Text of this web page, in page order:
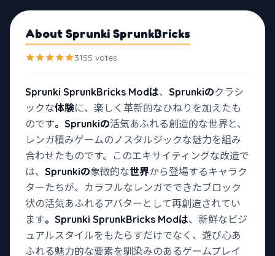
About Sprunki SprunkBricks
3155 votes
Sprunki SprunkBricks Modは、 Sprunkiのクラシ
ックな体験に、楽しく革新的なひねりを加えたも
のです。Sprunkiの活気あふれる創造的な世界と、
レンガ積みゲームのノスタルジックな魅力を組み
合わせたものです。このエキサイティングな改造で
は、 Sprunkiの象徴的な世界から登場するキャラク
ターたちが、カラフルなレンガでできたブロック
状の活気あふれるアバターとして再創造されてい
ます。Sprunki SprunkBricks Modは、新鮮なビジ
ュアルスタイルをもたらすだけでなく、遊び心あ
ふれる魅力的な要素を馴染みのあるゲームプレイ